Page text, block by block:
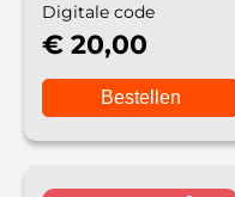
Digitale code
€ 20,00
Bestellen